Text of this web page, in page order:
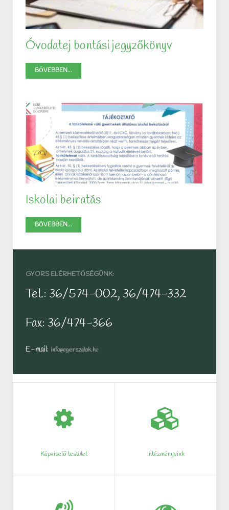
Óvodatej bontási jegyzőkönyv
BŐVEBBEN...
Iskolai beiratás
BŐVEBBEN...
GYORS ELÉRHETŐSÉGÜNK:
Tel.: 36/574-002, 36/474-332
Fax: 36/474-366
E-mail: info@egerszalok.hu
Képviselő testület Intézményeink